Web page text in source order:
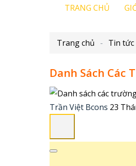
TRANG CHỦ
Trang chủ Tin tức
Danh Sách Các
Trần Việt Bcons 23